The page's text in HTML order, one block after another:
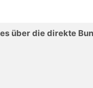
über die direkte